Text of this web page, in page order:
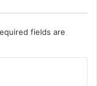
fields are